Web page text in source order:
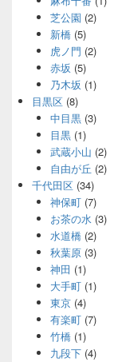
芝公園 (2)
新橋(5)
虎ノ門 (2)
赤坂 (5)
乃木坂 (1)
目黒区 (8)
中目黒(3)
目黒(1)
武蔵小山 (2)
自由が丘 (2)
千代田区 (34)
神保町(7)
お茶の水 (3)
水道橋(2)
秋葉原(3)
神田 (1)
大手町(1)
東京(4)
有楽町(7)
竹橋(1)
九段下(4)